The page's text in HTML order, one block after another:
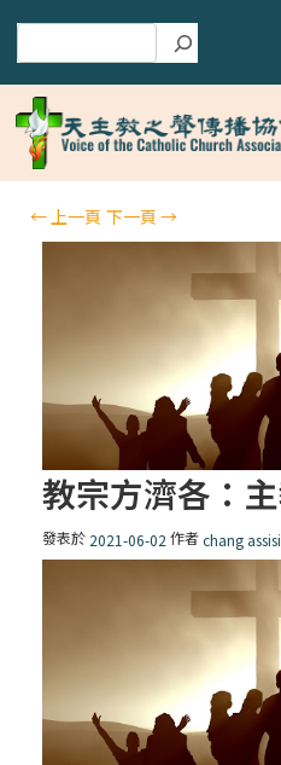
←上一頁 下一頁→
發表於 2021-06-02 作者chang assisi